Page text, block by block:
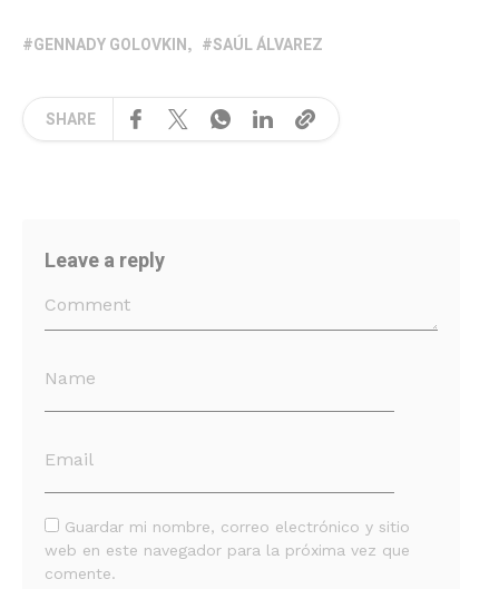
GENNADY GOLOVKIN SAÚL ÁLVAREZ
SHARE
Leave a reply
Guardar mi nombre, correo electrónico y sitio
web en este navegador para la próxima vez que
comente.